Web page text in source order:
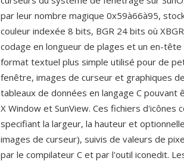
par leur nombre magique 0x59à66à95,
couleur indexée 8 bits, BGR 24 bits où
codage en longueur de plages et un en-
format textuel plus simple utilisé pour de
fenêtre, images de curseur et graphiques
tableaux de données en langage C
X Window et SunView. Ces fichiers
specifiant la largeur, la hauteur et
images de curseur), suivis de valeurs de
par le compilateur C et par l'outil iconedit.